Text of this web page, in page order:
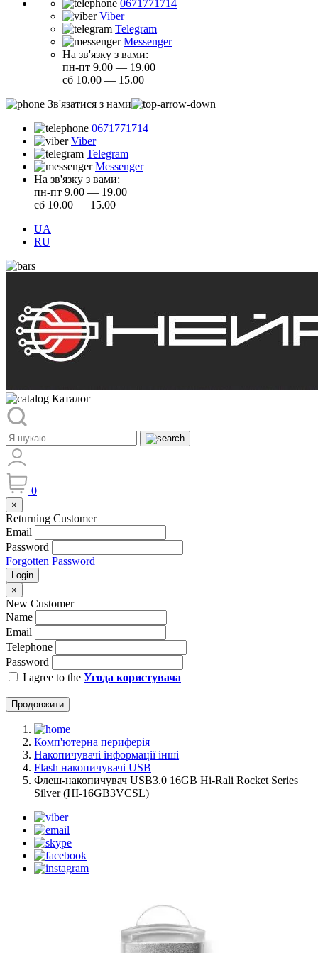
0671771714
Viber
Telegram
Messenger
На зв'язку з вами:
пн-пт 9.00 — 19.00
сб 10.00 — 15.00
Зв'язатися з нами
0671771714
Viber
Telegram
Messenger
На зв'язку з вами:
пн-пт 9.00 — 19.00
сб 10.00 — 15.00
UA
RU
Каталог
0
×
Returning Customer
Email
Password
Forgotten Password
Login
×
New Customer
Name
Email
Telephone
Password
I agree to the Угода користувача
Продовжити
Комп'ютерна периферія
Накопичувачі інформації інші
Flash накопичувачі USB
Флеш-накопичувач USB3.0 16GB Hi-Rali Rocket Series
Silver (HI-16GB3VCSL)